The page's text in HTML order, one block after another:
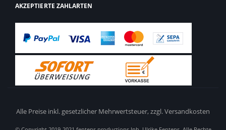
AKZEPTIERTE ZAHLARTEN
Alle Preise inkl. gesetzlicher Mehrwertsteuer,zzgl. Versandkosten